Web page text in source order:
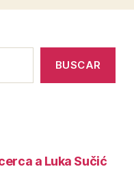
BUSCAR
a Luka Sučić